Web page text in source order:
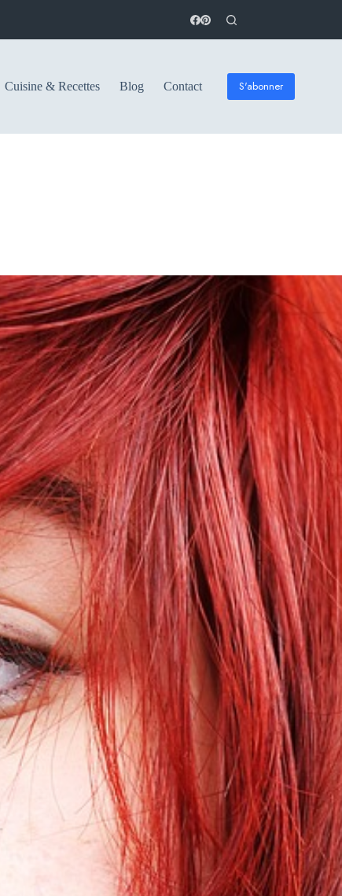
Cuisine & Recettes Blog Contact S'abonner